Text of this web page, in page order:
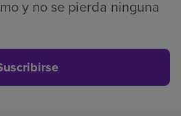
y no se pierda ninguna